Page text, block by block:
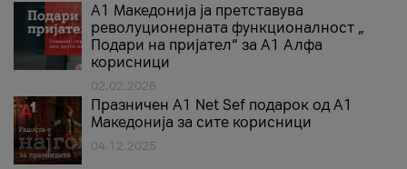
А1 Македонија ја претставува
револуционерната функционалност „
Подари на пријател“ за А1 Алфа
корисници
02.02.2026
Празничен A1 Net Sеf подарок од А1
Македонија за сите корисници
04.12.2025